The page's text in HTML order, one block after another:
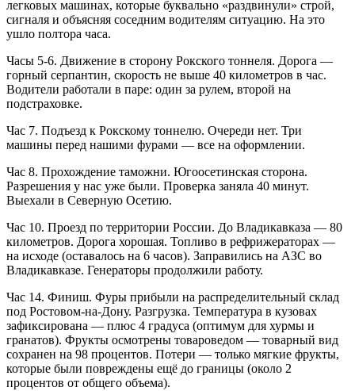
легковых машинах, которые буквально «раздвинули» строй,
сигналя и объясняя соседним водителям ситуацию. На это
ушло полтора часа.
Часы 5-6. Движение в сторону Рокского тоннеля. Дорога —
горный серпантин, скорость не выше 40 километров в час.
Водители работали в паре: один за рулем, второй на
подстраховке.
Час 7. Подъезд к Рокскому тоннелю. Очереди нет. Три
машины перед нашими фурами — все на оформлении.
Час 8. Прохождение таможни. Югоосетинская сторона.
Разрешения у нас уже были. Проверка заняла 40 минут.
Выехали в Северную Осетию.
Час 10. Проезд по территории России. До Владикавказа — 80
километров. Дорога хорошая. Топливо в рефрижераторах —
на исходе (оставалось на 6 часов). Заправились на АЗС во
Владикавказе. Генераторы продолжили работу.
Час 14. Финиш. Фуры прибыли на распределительный склад
под Ростовом-на-Дону. Разгрузка. Температура в кузовах
зафиксирована — плюс 4 градуса (оптимум для хурмы и
гранатов). Фрукты осмотрены товароведом — товарный вид
сохранен на 98 процентов. Потери — только мягкие фрукты,
которые были повреждены ещё до границы (около 2
процентов от общего объема).